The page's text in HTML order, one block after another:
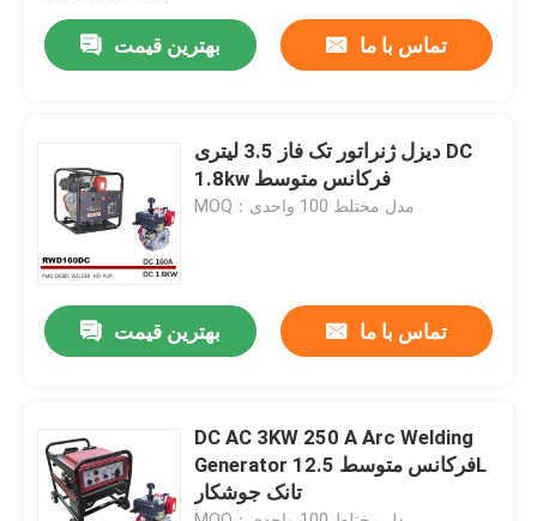
محصولات
دیزل ژنراتور جوش
ژنراتورهای جوشکاری قوس الکتریکی
ژنراتورهای جوشکاری قابل حمل
مولد جوش استیک
جوشکار موتور محور
بهترین قیمت تماس با ما
دیزل ژنراتور تک فاز 3.5 لیتری DC
1.8kw فرکانس متوسط
MOQ：مدل مختلط 100 واحدی
بهترین قیمت تماس با ما
DC AC 3KW 250 A Arc Welding
Generator فرکانس متوسط ​​12.5L
تانک جوشکار